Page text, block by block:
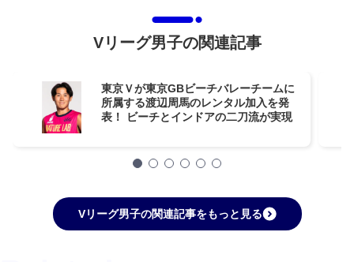
Vリーグ男子の関連記事
東京Ｖが東京GBビーチバレーチームに
所属する渡辺周馬のレンタル加入を発
表！ ビーチとインドアの二刀流が実現
Vリーグ男子の関連記事をもっと見る